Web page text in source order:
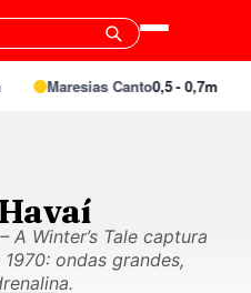
Maresias Canto0,5 - 0,7m
A Winter’s Tale captura
ondas grandes,